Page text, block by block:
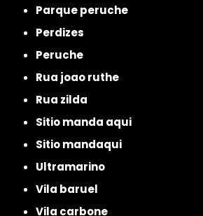
parque peruche
perdizes
peruche
rua joao ruthe
rua zilda
sitio manda aqui
sitio mandaqui
ultramarino
vila baruel
vila carbone